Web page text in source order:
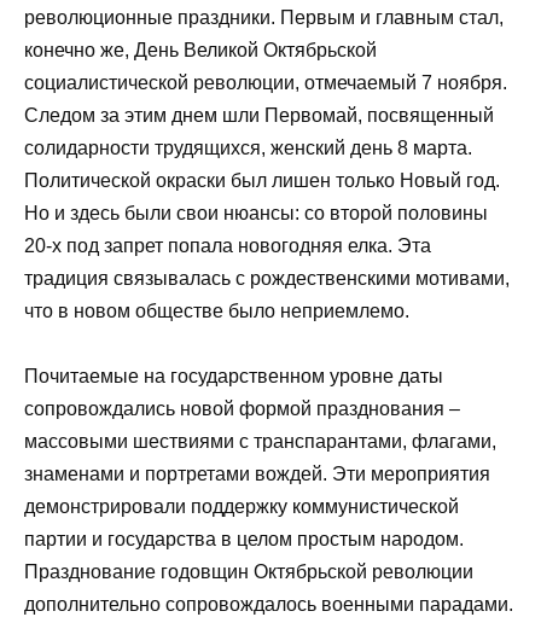
революционные праздники. Первым и главным стал,
конечно же, День Великой Октябрьской
социалистической революции, отмечаемый 7 ноября.
Следом за этим днем шли Первомай, посвященный
солидарности трудящихся, женский день 8 марта.
Политической окраски был лишен только Новый год.
Но и здесь были свои нюансы: со второй половины
20-х под запрет попала новогодняя елка. Эта
традиция связывалась с рождественскими мотивами,
что в новом обществе было неприемлемо.
Почитаемые на государственном уровне даты
сопровождались новой формой празднования –
массовыми шествиями с транспарантами, флагами,
знаменами и портретами вождей. Эти мероприятия
демонстрировали поддержку коммунистической
партии и государства в целом простым народом.
Празднование годовщин Октябрьской революции
дополнительно сопровождалось военными парадами.